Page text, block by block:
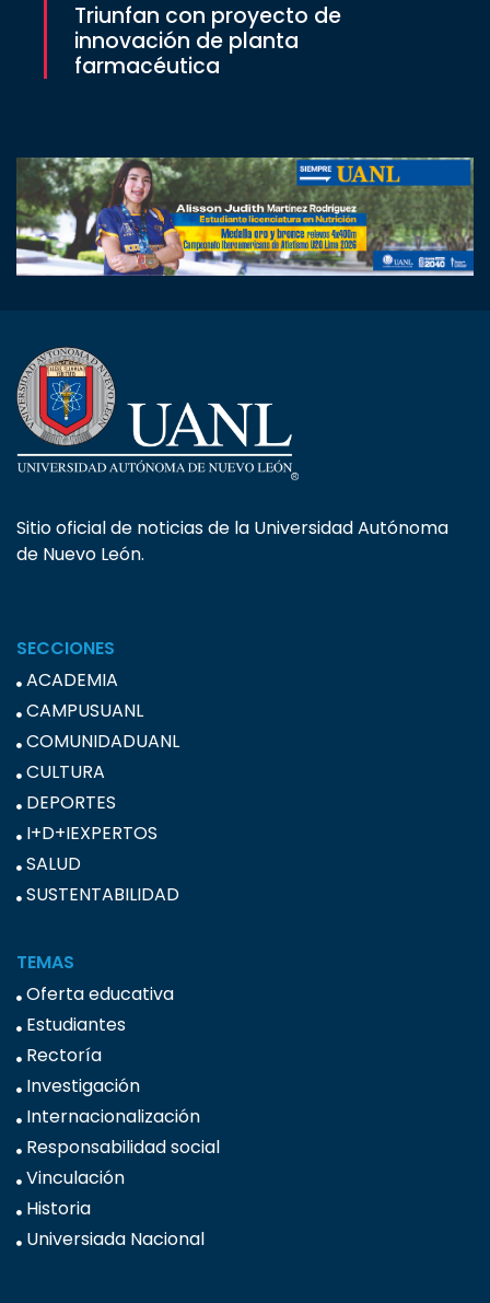
Triunfan con proyecto de
innovación de planta
farmacéutica
Sitio oficial de noticias de la Universidad Autónoma
de Nuevo León.
SECCIONES
ACADEMIA
CAMPUSUANL
COMUNIDADUANL
CULTURA
DEPORTES
I+D+IEXPERTOS
SALUD
SUSTENTABILIDAD
TEMAS
Oferta educativa
Estudiantes
Rectoría
Investigación
Internacionalización
Responsabilidad social
Vinculación
Historia
Universiada Nacional